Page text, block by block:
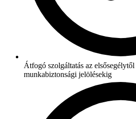
Átfogó szolgáltatás az
munkabiztonsági jelölésekig